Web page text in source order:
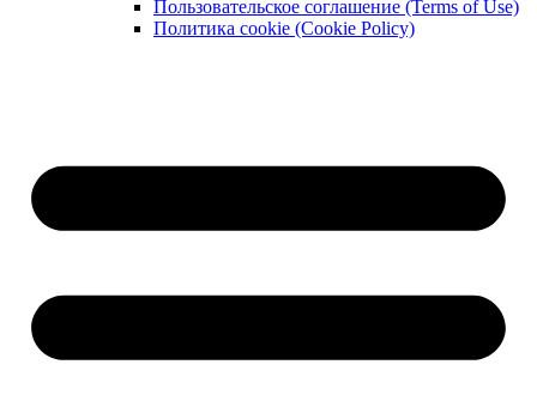
Пользовательское соглашение (Terms of Use)
Политика cookie (Cookie Policy)